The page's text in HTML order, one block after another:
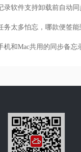
务太多怕忘，哪款便签
机和Mac共用的同步备忘